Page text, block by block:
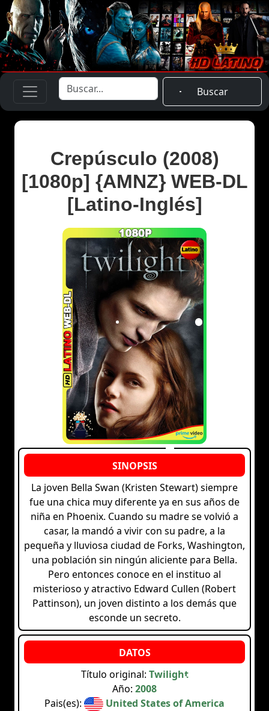
Buscar
Crepúsculo (2008)
[1080p] {AMNZ} WEB-DL
[Latino-Inglés]
La joven Bella Swan (Kristen Stewart) siempre
fue una chica muy diferente ya en sus años de
niña en Phoenix. Cuando su madre se volvió a
casar, la mandó a vivir con su padre, a la
pequeña y lluviosa ciudad de Forks, Washington,
una población sin ningún aliciente para Bella.
Pero entonces conoce en el instituo al
misterioso y atractivo Edward Cullen (Robert
Pattinson), un joven distinto a los demás que
esconde un secreto.
Título original: Twilight
Año: 2008
Pais(es):
United States of America